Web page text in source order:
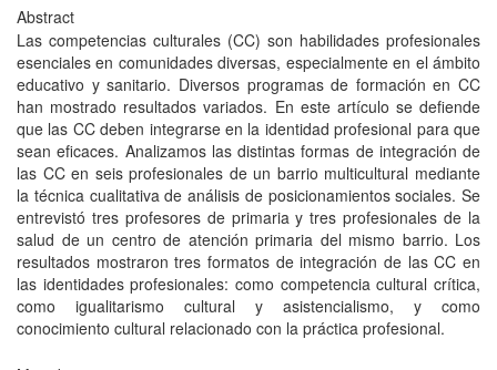
Abstract
Las competencias culturales (CC) son habilidades profesionales
esenciales en comunidades diversas, especialmente en el ámbito
educativo y sanitario. Diversos programas de formación en CC
han mostrado resultados variados. En este artículo se defiende
que las CC deben integrarse en la identidad profesional para que
sean eficaces. Analizamos las distintas formas de integración de
las CC en seis profesionales de un barrio multicultural mediante
la técnica cualitativa de análisis de posicionamientos sociales. Se
entrevistó tres profesores de primaria y tres profesionales de la
salud de un centro de atención primaria del mismo barrio. Los
resultados mostraron tres formatos de integración de las CC en
las identidades profesionales: como competencia cultural crítica,
como igualitarismo cultural y asistencialismo, y como
conocimiento cultural relacionado con la práctica profesional.